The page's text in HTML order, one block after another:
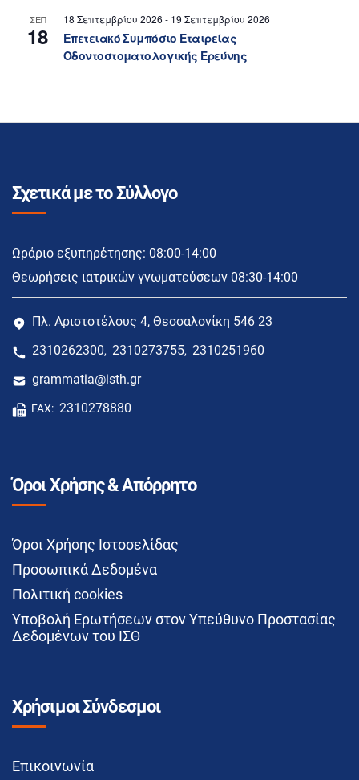
ΣΕΠ
18
18 Σεπτεμβρίου 2026 - 19 Σεπτεμβρίου 2026
Επετειακό Συμπόσιο Εταιρείας
Οδοντοστοματολογικής Ερεύνης
Σχετικά με το Σύλλογο
Ωράριο εξυπηρέτησης: 08:00-14:00
Θεωρήσεις ιατρικών γνωματεύσεων 08:30-14:00
Πλ. Αριστοτέλους 4, Θεσσαλονίκη 546 23
2310262300, 2310273755, 2310251960
grammatia@isth.gr
FAX: 2310278880
Όροι Χρήσης & Απόρρητο
Όροι Χρήσης Ιστοσελίδας
Προσωπικά Δεδομένα
Πολιτική cookies
Υποβολή Ερωτήσεων στον Υπεύθυνο Προστασίας
Δεδομένων του ΙΣΘ
Χρήσιμοι Σύνδεσμοι
Επικοινωνία